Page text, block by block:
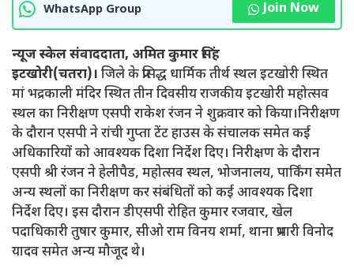
WhatsApp Group Join Now
न्यूज स्केल संवाददाता, अमित कुमार सिंह
इटखोरी(चतरा)। जिले के प्रसिद्ध धार्मिक तीर्थ स्थल इटखोरी स्थित
मां भद्रकाली मंदिर स्थित तीन दिवसीय राजकीय इटखोरी महोत्सव
स्थल का निरीक्षण एसपी राकेश रंजन ने शुक्रवार को किया।निरीक्षण
के दौरान एसपी ने रांची गुप्ता टेंट हाउस के संचालक समेत कई
अधिकारियों को आवश्यक दिशा निर्देश दिए। निरीक्षण के दौरान
एसपी श्री रंजन ने हेलीपैड, महोत्सव स्थल, भोजनालय, पार्किंग समेत
अन्य स्थलों का निरीक्षण कर संबंधितों को कई आवश्यक दिशा
निर्देश दिए। इस दौरान डीएसपी रोहित कुमार रजवार, खेल
पदाधिकारी तुषार कुमार, सीओ राम विनय शर्मा, थाना प्रभारी विनोद
यादव समेत अन्य मौजूद थे।